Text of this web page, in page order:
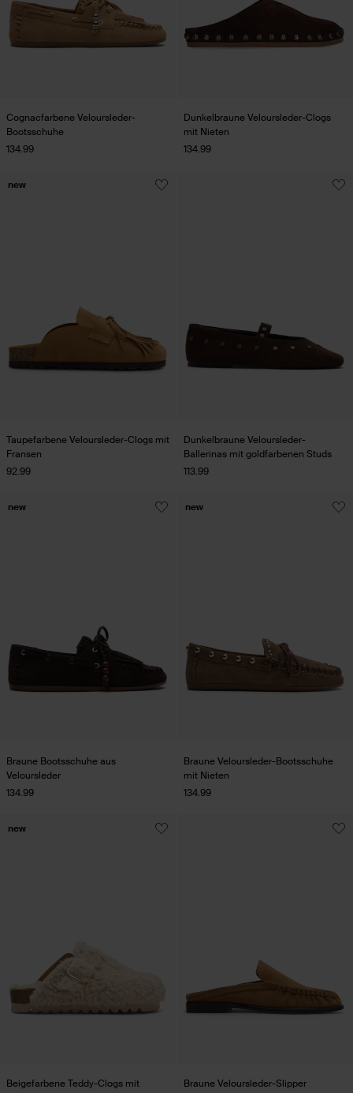
Cognacfarbene Veloursleder-
Bootsschuhe
134.99
Dunkelbraune Veloursleder-Clogs
mit Nieten
134.99
Taupefarbene Veloursleder-Clogs mit
Fransen
92.99
new
Dunkelbraune Veloursleder-
Ballerinas mit goldfarbenen Studs
113.99
Braune Bootsschuhe aus
Veloursleder
134.99
new
Braune Veloursleder-Bootsschuhe
mit Nieten
134.99
new
Beigefarbene Teddy-Clogs mit
new
Braune Veloursleder-Slipper